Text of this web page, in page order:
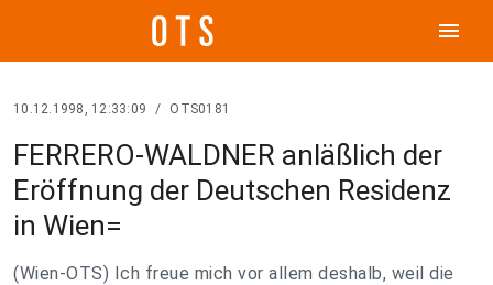
menu
10.12.1998, 12:33:09 / OTS0181
FERRERO-WALDNER anläßlich der
Eröffnung der Deutschen Residenz
in Wien=
(Wien-OTS) Ich freue mich vor allem deshalb, weil die